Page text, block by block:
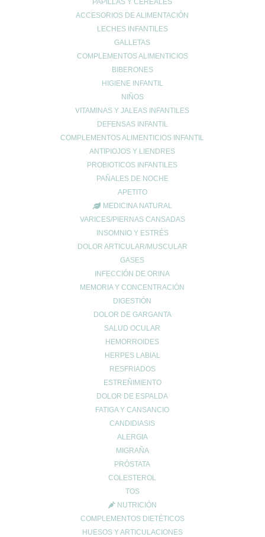
PAPILLAS Y CEREALES
ACCESORIOS DE ALIMENTACIÓN
LECHES INFANTILES
GALLETAS
COMPLEMENTOS ALIMENTICIOS
BIBERONES
HIGIENE INFANTIL
NIÑOS
VITAMINAS Y JALEAS INFANTILES
DEFENSAS INFANTIL
COMPLEMENTOS ALIMENTICIOS INFANTIL
ANTIPIOJOS Y LIENDRES
PROBIOTICOS INFANTILES
PAÑALES DE NOCHE
APETITO
MEDICINA NATURAL
VARICES/PIERNAS CANSADAS
INSOMNIO Y ESTRÉS
DOLOR ARTICULAR/MUSCULAR
GASES
INFECCIÓN DE ORINA
MEMORIA Y CONCENTRACIÓN
DIGESTIÓN
DOLOR DE GARGANTA
SALUD OCULAR
HEMORROIDES
HERPES LABIAL
RESFRIADOS
ESTREÑIMIENTO
DOLOR DE ESPALDA
FATIGA Y CANSANCIO
CANDIDIASIS
ALERGIA
MIGRAÑA
PRÓSTATA
COLESTEROL
TOS
NUTRICIÓN
COMPLEMENTOS DIETÉTICOS
HUESOS Y ARTICULACIONES
Enviar comentario
obligatorios están marcados con*
Correo electrónico*
¿Tienes el ácido úrico alto? Todo lo que debes saber sobre la
Creatina: El secreto para maximizar tu rendimiento y cuidar tu